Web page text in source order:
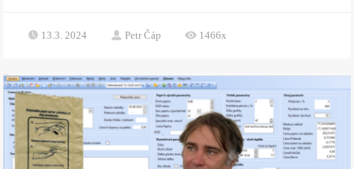
13.3. 2024 Petr Čáp 1466x